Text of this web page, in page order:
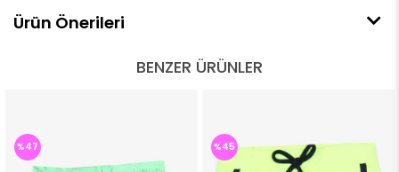
Ürün Önerileri
BENZER ÜRÜNLER
%47 %45